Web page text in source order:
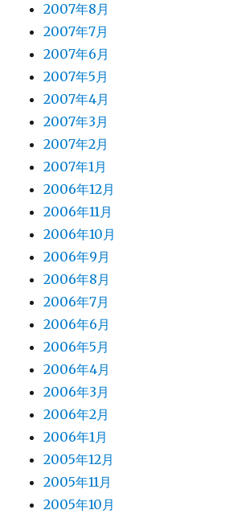
2007年8月
2007年7月
2007年6月
2007年5月
2007年4月
2007年3月
2007年2月
2007年1月
2006年12月
2006年11月
2006年10月
2006年9月
2006年8月
2006年7月
2006年6月
2006年5月
2006年4月
2006年3月
2006年2月
2006年1月
2005年12月
2005年11月
2005年10月